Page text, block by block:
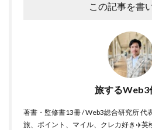
この記事を書
旅するWeb3
著書・監修書13冊 / Web3総合研究所 代
旅、ポイント、マイル、クレカ好き✈️英